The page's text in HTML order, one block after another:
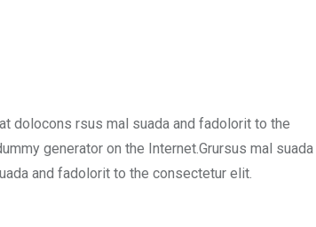
dolocons rsus mal suada and fadolorit to the
generator on the Internet.Grursus mal suada
and fadolorit to the consectetur elit.